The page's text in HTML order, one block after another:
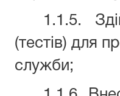
1.1.5.
(тестів) для
служби;